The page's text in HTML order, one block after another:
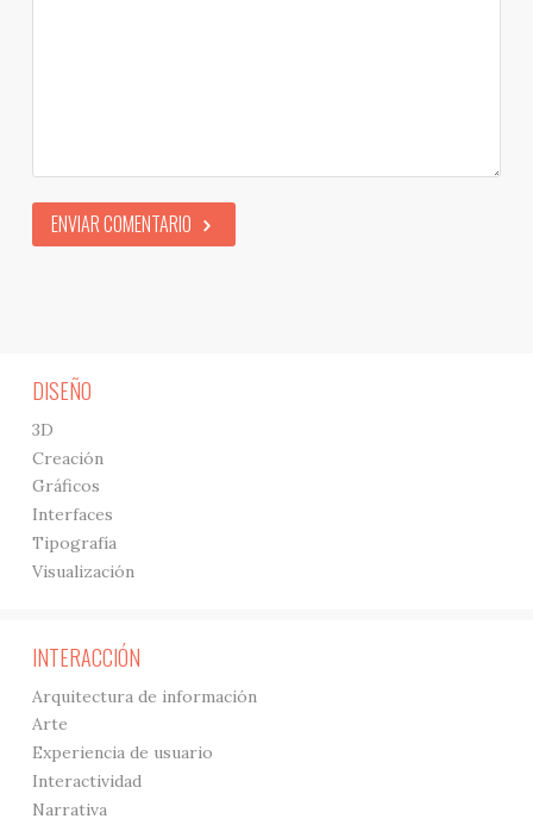
ENVIAR COMENTARIO
DISEÑO
3D
Creación
Gráficos
Interfaces
Tipografía
Visualización
INTERACCIÓN
Arquitectura de información
Arte
Experiencia de usuario
Interactividad
Narrativa